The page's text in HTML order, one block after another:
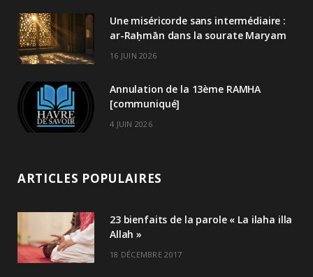
Une miséricorde sans intermédiaire :
ar-Raḥmān dans la sourate Maryam
16 JUIN 2026
Annulation de la 13ème RAMHA
[communiqué]
4 JUIN 2026
ARTICLES POPULAIRES
23 bienfaits de la parole « La ilaha illa
Allah »
18 DÉCEMBRE 2017